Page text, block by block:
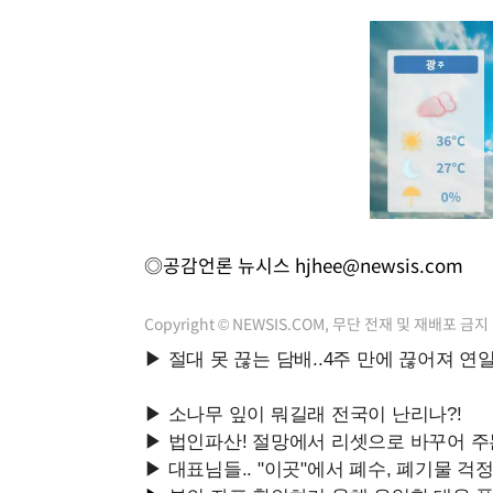
◎공감언론 뉴시스 hjhee@newsis.com
Copyright © NEWSIS.COM, 무단 전재 및 재배포 금지